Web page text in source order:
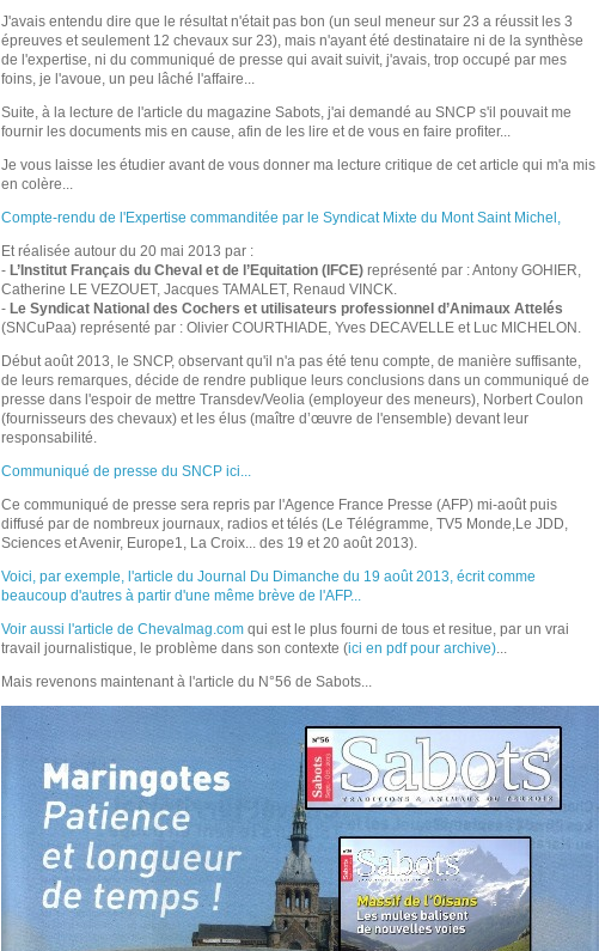
J'avais entendu dire que le résultat n'était pas bon (un seul meneur sur 23 a réussit les 3
épreuves et seulement 12 chevaux sur 23), mais n'ayant été destinataire ni de la synthèse
de l'expertise, ni du communiqué de presse qui avait suivit, j'avais, trop occupé par mes
foins, je l'avoue, un peu lâché l'affaire...
Suite, à la lecture de l'article du magazine Sabots, j'ai demandé au SNCP s'il pouvait me
fournir les documents mis en cause, afin de les lire et de vous en faire profiter...
Je vous laisse les étudier avant de vous donner ma lecture critique de cet article qui m'a mis
en colère...
Compte-rendu de l'Expertise commanditée par le Syndicat Mixte du Mont Saint Michel,
Et réalisée autour du 20 mai 2013 par :
- L’Institut Français du Cheval et de l’Equitation (IFCE) représenté par : Antony GOHIER,
Catherine LE VEZOUET, Jacques TAMALET, Renaud VINCK.
- Le Syndicat National des Cochers et utilisateurs professionnel d’Animaux Attelés
(SNCuPaa) représenté par : Olivier COURTHIADE, Yves DECAVELLE et Luc MICHELON.
Début août 2013, le SNCP, observant qu'il n'a pas été tenu compte, de manière suffisante,
de leurs remarques, décide de rendre publique leurs conclusions dans un communiqué de
presse dans l'espoir de mettre Transdev/Veolia (employeur des meneurs), Norbert Coulon
(fournisseurs des chevaux) et les élus (maître d’œuvre de l'ensemble) devant leur
responsabilité.
Communiqué de presse du SNCP ici...
Ce communiqué de presse sera repris par l'Agence France Presse (AFP) mi-août puis
diffusé par de nombreux journaux, radios et télés (Le Télégramme, TV5 Monde,Le JDD,
Sciences et Avenir, Europe1, La Croix... des 19 et 20 août 2013).
Voici, par exemple, l'article du Journal Du Dimanche du 19 août 2013, écrit comme
beaucoup d'autres à partir d'une même brève de l'AFP...
Voir aussi l'article de Chevalmag.com qui est le plus fourni de tous et resitue, par un vrai
travail journalistique, le problème dans son contexte (ici en pdf pour archive)...
Mais revenons maintenant à l'article du N°56 de Sabots...